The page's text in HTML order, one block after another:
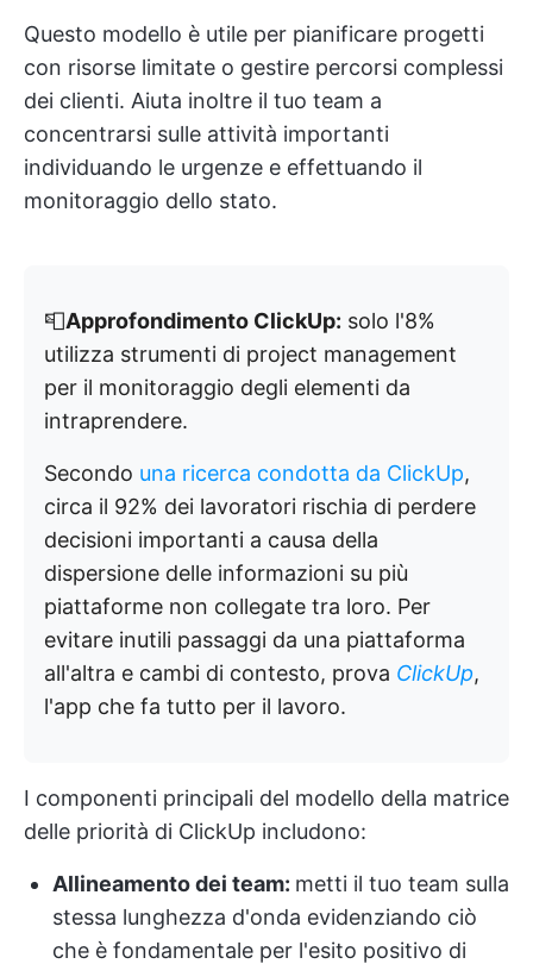
Questo modello è utile per pianificare progetti
con risorse limitate o gestire percorsi complessi
dei clienti. Aiuta inoltre il tuo team a
concentrarsi sulle attività importanti
individuando le urgenze e effettuando il
monitoraggio dello stato.
📮Approfondimento ClickUp: solo l'8%
utilizza strumenti di project management
per il monitoraggio degli elementi da
intraprendere.
Secondo una ricerca condotta da ClickUp,
circa il 92% dei lavoratori rischia di perdere
decisioni importanti a causa della
dispersione delle informazioni su più
piattaforme non collegate tra loro. Per
evitare inutili passaggi da una piattaforma
all'altra e cambi di contesto, prova ClickUp,
l'app che fa tutto per il lavoro.
I componenti principali del modello della matrice
delle priorità di ClickUp includono:
Allineamento dei team: metti il tuo team sulla
stessa lunghezza d'onda evidenziando ciò
che è fondamentale per l'esito positivo di